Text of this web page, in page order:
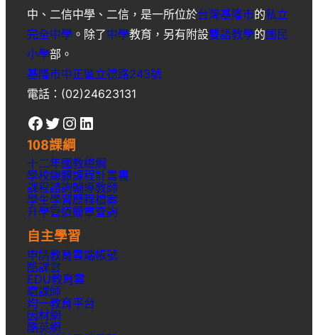
中 、 二信中學 、 二信 ，是一所位於台灣基隆市的私立
完全中學 。除了中學教育，另有附設雙語教學的國民
小學部。
基隆市中正區立德路243號
電話：(02)24623131
Facebook Twitter Instagram LinkedIn
108課綱
十二年國教總綱
學校總體課程計畫書
課程諮詢輔導教師
學生學習歷程檔案
升學管道簡章查詢
自主學習
申請教育雲端帳號
酷課雲
EDU教育雲
磨課師
均一教育平台
因材網
酷英網